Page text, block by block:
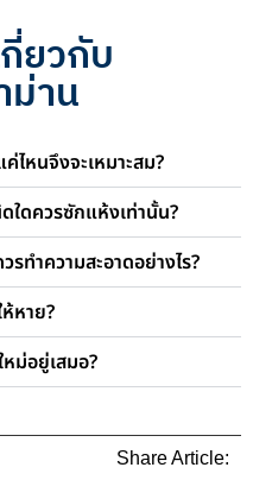
ยวกับ
ม่าน
ไหนจึงจะเหมาะสม?
ใดควรซักแห้งเท่านั้น?
ทำความสะอาดอย่างไร?
หาย?
ม่อยู่เสมอ?
Share Article: